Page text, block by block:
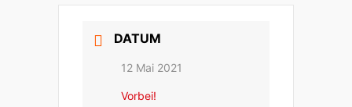
DATUM
12 Mai 2021
Vorbei!